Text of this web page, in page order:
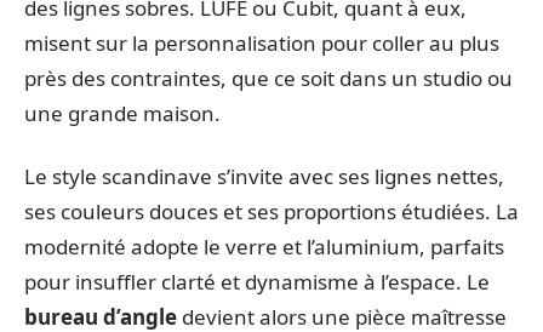
des lignes sobres. LUFE ou Cubit, quant à eux,
misent sur la personnalisation pour coller au plus
près des contraintes, que ce soit dans un studio ou
une grande maison.
Le style scandinave s’invite avec ses lignes nettes,
ses couleurs douces et ses proportions étudiées. La
modernité adopte le verre et l’aluminium, parfaits
pour insuffler clarté et dynamisme à l’espace. Le
bureau d’angle devient alors une pièce maîtresse